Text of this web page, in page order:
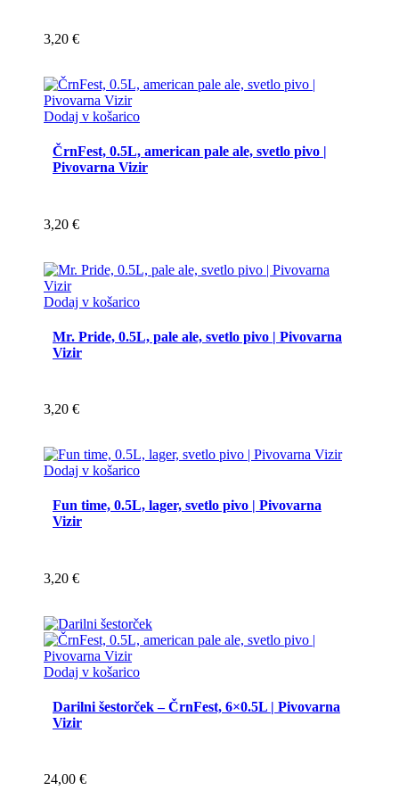
3,20 €
Dodaj v košarico
ČrnFest, 0.5L, american pale ale, svetlo pivo |
Pivovarna Vizir
3,20 €
Dodaj v košarico
Mr. Pride, 0.5L, pale ale, svetlo pivo | Pivovarna
Vizir
3,20 €
Dodaj v košarico
Fun time, 0.5L, lager, svetlo pivo | Pivovarna
Vizir
3,20 €
Dodaj v košarico
Darilni šestorček – ČrnFest, 6×0.5L | Pivovarna
Vizir
24,00 €